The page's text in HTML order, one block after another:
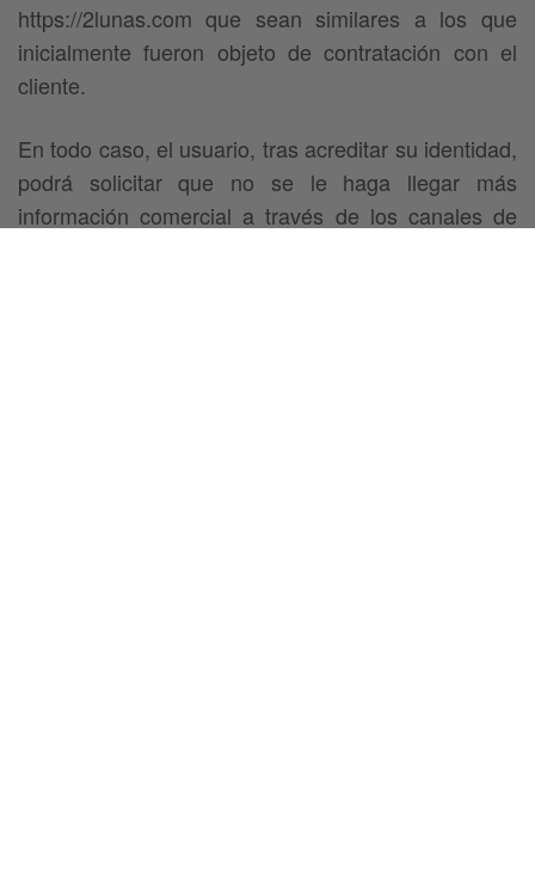
https://2lunas.com que sean similares a los que
inicialmente fueron objeto de contratación con el
cliente.
En todo caso, el usuario, tras acreditar su identidad,
podrá solicitar que no se le haga llegar más
información comercial a través de los canales de